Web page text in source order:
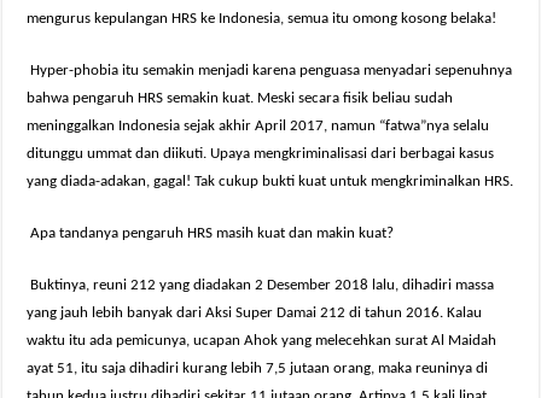
mengurus kepulangan HRS ke Indonesia, semua itu omong kosong belaka!
Hyper-phobia itu semakin menjadi karena penguasa menyadari sepenuhnya
bahwa pengaruh HRS semakin kuat. Meski secara fisik beliau sudah
meninggalkan Indonesia sejak akhir April 2017, namun “fatwa”nya selalu
ditunggu ummat dan diikuti. Upaya mengkriminalisasi dari berbagai kasus
yang diada-adakan, gagal! Tak cukup bukti kuat untuk mengkriminalkan HRS.
Apa tandanya pengaruh HRS masih kuat dan makin kuat?
Buktinya, reuni 212 yang diadakan 2 Desember 2018 lalu, dihadiri massa
yang jauh lebih banyak dari Aksi Super Damai 212 di tahun 2016. Kalau
waktu itu ada pemicunya, ucapan Ahok yang melecehkan surat Al Maidah
ayat 51, itu saja dihadiri kurang lebih 7,5 jutaan orang, maka reuninya di